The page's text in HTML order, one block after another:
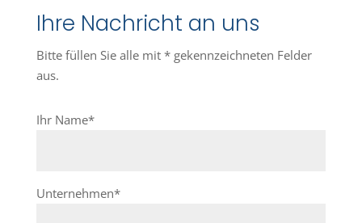
Ihre Nachricht an uns
Bitte füllen Sie alle mit * gekennzeichneten Felder
aus.
Ihr Name*
Unternehmen*